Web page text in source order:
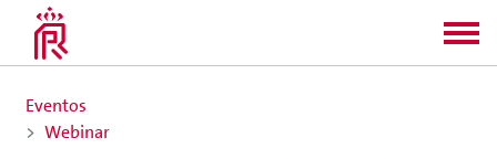
Eventos
Webinar